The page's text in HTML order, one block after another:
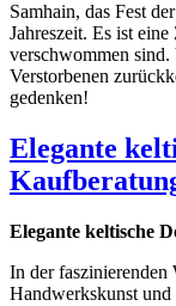
Samhain, das Fest
Jahreszeit. Es ist
verschwommen sind.
Verstorbenen
gedenken!
Elegante
Elegante keltische
In der faszinierenden
Handwerkskunst